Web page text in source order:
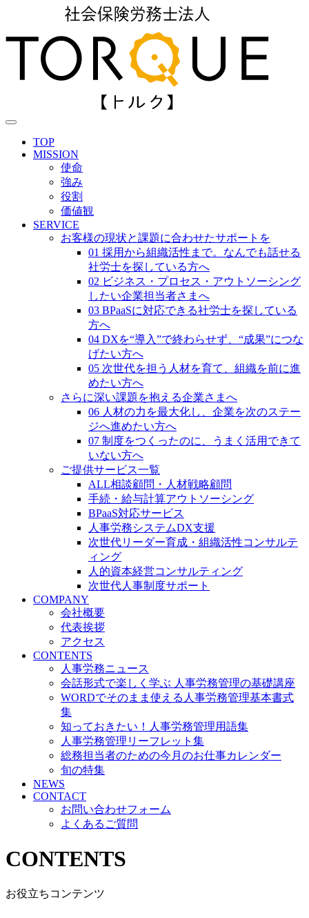
TOP
MISSION
使命
強み
役割
価値観
SERVICE
お客様の現状と課題に合わせたサポートを
01 採用から組織活性まで。なんでも話せる
社労士を探している方へ
02 ビジネス・プロセス・アウトソーシング
したい企業担当者さまへ
03 BPaaSに対応できる社労士を探している
方へ
04 DXを“導入”で終わらせず、“成果”につな
げたい方へ
05 次世代を担う人材を育て、組織を前に進
めたい方へ
さらに深い課題を抱える企業さまへ
06 人材の力を最大化し、企業を次のステー
ジへ進めたい方へ
07 制度をつくったのに、うまく活用できて
いない方へ
ご提供サービス一覧
ALL相談顧問・人材戦略顧問
手続・給与計算アウトソーシング
BPaaS対応サービス
人事労務システムDX支援
次世代リーダー育成・組織活性コンサルテ
ィング
人的資本経営コンサルティング
次世代人事制度サポート
COMPANY
会社概要
代表挨拶
アクセス
CONTENTS
人事労務ニュース
会話形式で楽しく学ぶ 人事労務管理の基礎講座
WORDでそのまま使える人事労務管理基本書式
集
知っておきたい！人事労務管理用語集
人事労務管理リーフレット集
総務担当者のための今月のお仕事カレンダー
旬の特集
NEWS
CONTACT
お問い合わせフォーム
よくあるご質問
CONTENTS
お役立ちコンテンツ